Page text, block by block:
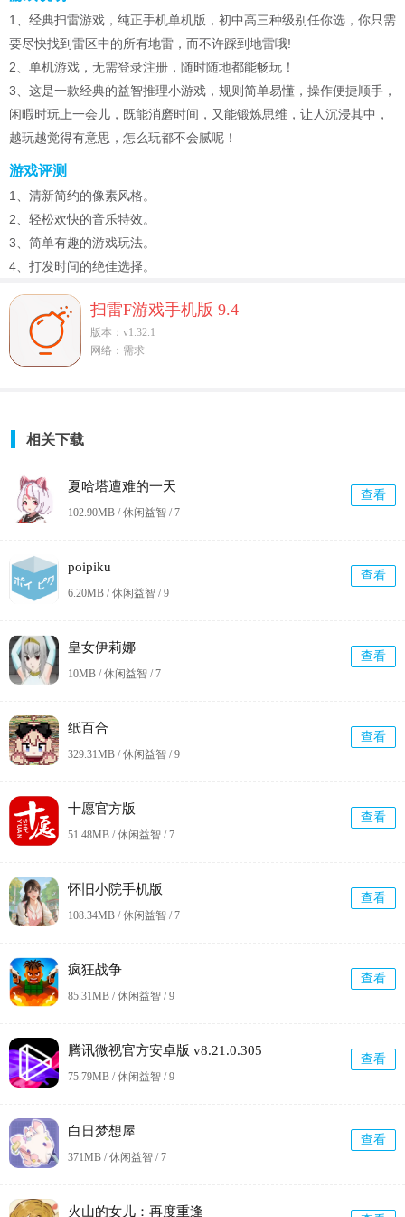
1、经典扫雷游戏，纯正手机单机版，初中高三种级别任你选，你只需
要尽快找到雷区中的所有地雷，而不许踩到地雷哦!
2、单机游戏，无需登录注册，随时随地都能畅玩！
3、这是一款经典的益智推理小游戏，规则简单易懂，操作便捷顺手，
闲暇时玩上一会儿，既能消磨时间，又能锻炼思维，让人沉浸其中，
越玩越觉得有意思，怎么玩都不会腻呢！
游戏评测
1、清新简约的像素风格。
2、轻松欢快的音乐特效。
3、简单有趣的游戏玩法。
4、打发时间的绝佳选择。
扫雷F游戏手机版 9.4
版本：v1.32.1
网络：需求
相关下载
夏哈塔遭难的一天
102.90MB / 休闲益智 /7
查看
poipiku
6.20MB / 休闲益智 /9
查看
皇女伊莉娜
10MB / 休闲益智 /7
查看
纸百合
329.31MB / 休闲益智 /9
查看
十愿官方版
51.48MB / 休闲益智 /7
查看
怀旧小院手机版
108.34MB / 休闲益智 /7
查看
疯狂战争
85.31MB / 休闲益智 /9
查看
腾讯微视官方安卓版 v8.21.0.305
75.79MB / 休闲益智 /9
查看
白日梦想屋
371MB / 休闲益智 /7
查看
火山的女儿：再度重逢